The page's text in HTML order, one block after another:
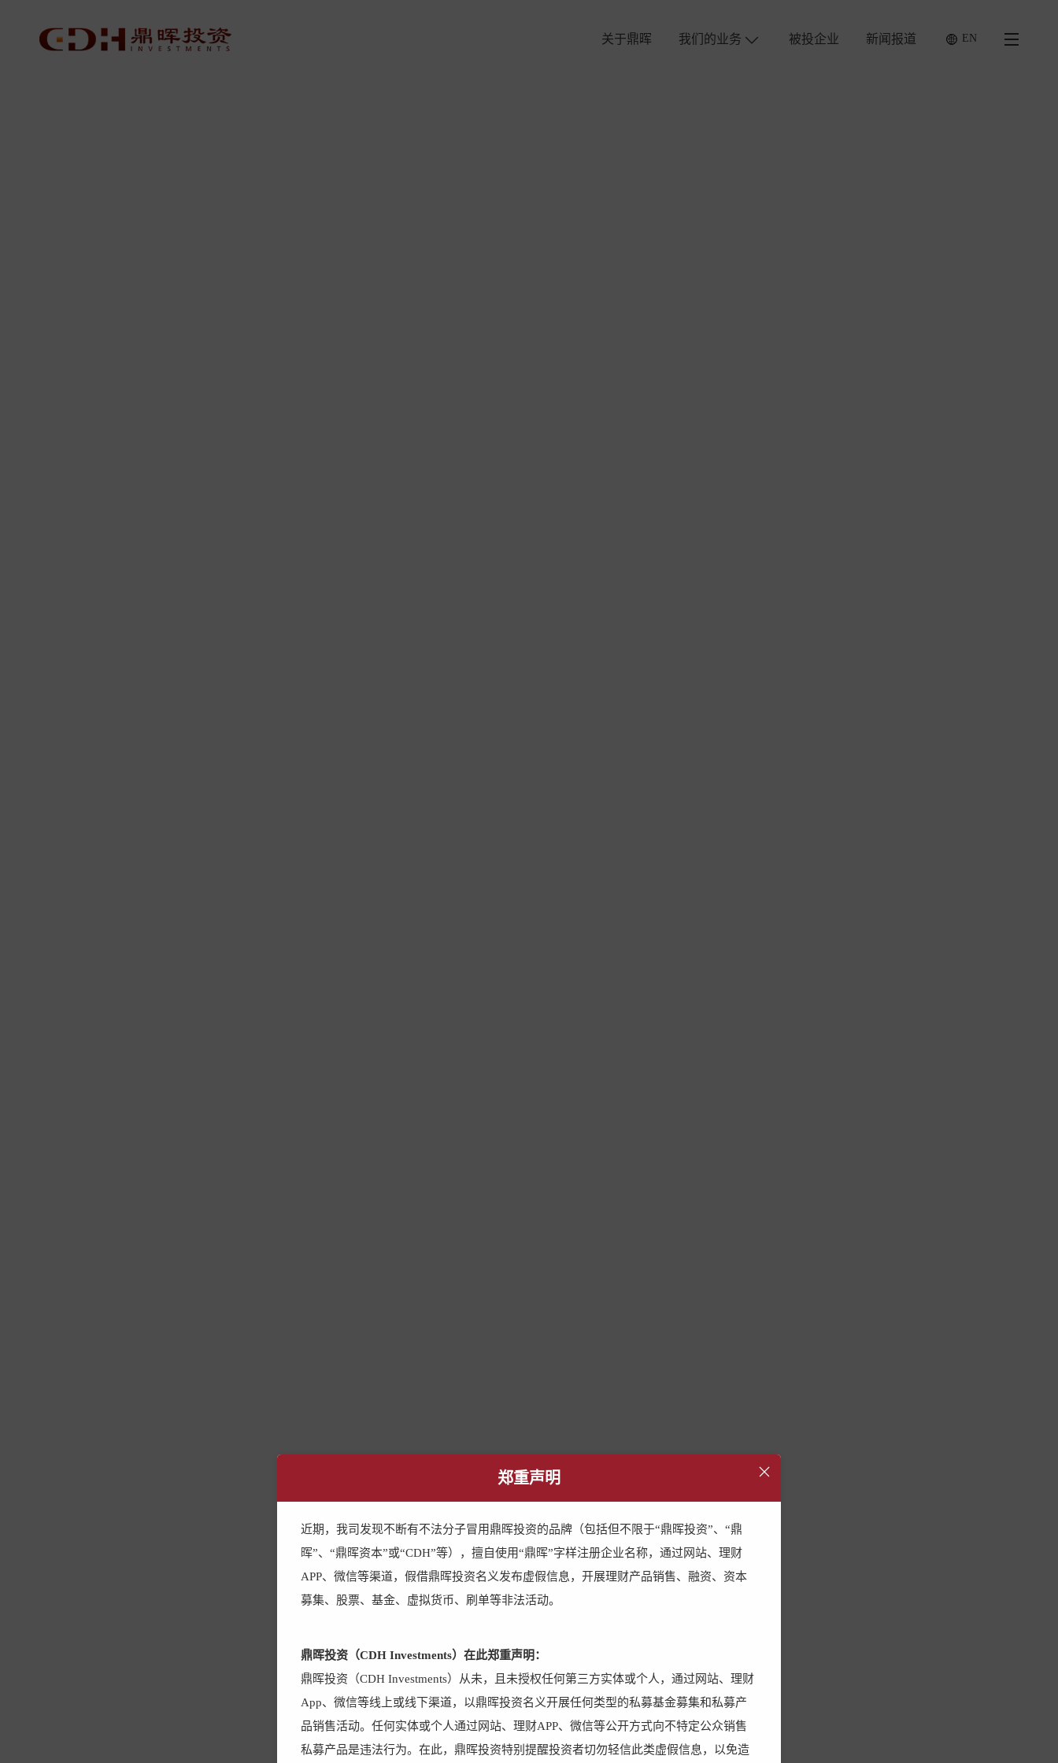
关于鼎晖 我们的业务 被投企业 新闻报道 EN
郑重声明
近期，我司发现不断有不法分子冒用鼎晖投资的品牌（包括但不限于“鼎晖投资”、“鼎
晖”、“鼎晖资本”或“CDH”等），擅自使用“鼎晖”字样注册企业名称，通过网站、理财
APP、微信等渠道，假借鼎晖投资名义发布虚假信息，开展理财产品销售、融资、资本
募集、股票、基金、虚拟货币、刷单等非法活动。
鼎晖投资（CDH Investments）在此郑重声明：
鼎晖投资（CDH Investments）从未，且未授权任何第三方实体或个人，通过网站、理财
App、微信等线上或线下渠道，以鼎晖投资名义开展任何类型的私募基金募集和私募产
品销售活动。任何实体或个人通过网站、理财APP、微信等公开方式向不特定公众销售
私募产品是违法行为。在此，鼎晖投资特别提醒投资者切勿轻信此类虚假信息，以免造